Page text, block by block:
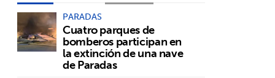
PARADAS
Cuatro parques de
bomberos participan en
la extinción de una nave
de Paradas